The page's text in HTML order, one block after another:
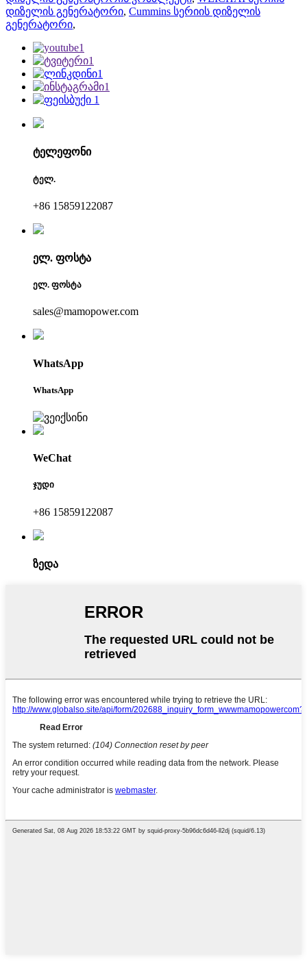
დიზელის გენერატორი, Cummins სერიის დიზელის
გენერატორი,
ტელეფონი
ტელ.
+86 15859122087
ელ. ფოსტა
ელ. ფოსტა
sales@mamopower.com
WhatsApp
WhatsApp
WeChat
ჯუდი
+86 15859122087
ზედა